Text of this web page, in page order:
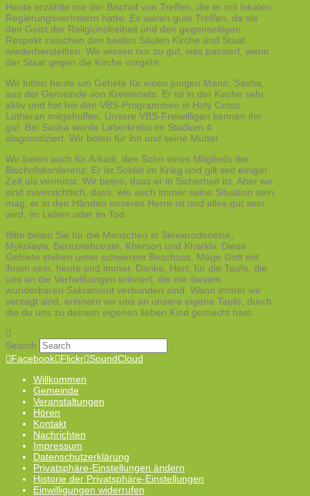
Heute erzählte mir der Bischof von Treffen, die er mit lokalen
Regierungsvertretern hatte. Es waren gute Treffen, da sie
den Geist der Religionsfreiheit und den gegenseitigen
Respekt zwischen den beiden Säulen Kirche und Staat
wiederherstellten. Wir wissen nur zu gut, was passiert, wenn
der Staat gegen die Kirche vorgeht.
Wir bitten heute um Gebete für einen jungen Mann, Sasha,
aus der Gemeinde von Kremenets. Er ist in der Kirche sehr
aktiv und hat bei den VBS-Programmen in Holy Cross
Lutheran mitgeholfen. Unsere VBS-Freiwilligen kennen ihn
gut. Bei Sasha wurde Leberkrebs im Stadium 4
diagnostiziert. Wir beten für ihn und seine Mutter.
Wir beten auch für Arkadi, den Sohn eines Mitglieds der
Bischofskonferenz. Er ist Soldat im Krieg und gilt seit einiger
Zeit als vermisst. Wir beten, dass er in Sicherheit ist. Aber wir
sind zuversichtlich, dass, wie auch immer seine Situation sein
mag, er in den Händen unseres Herrn ist und alles gut sein
wird, im Leben oder im Tod.
Bitte beten Sie für die Menschen in Sievierodonetsk,
Mykolayiv, Bereznehuvate, Kherson und Kharkiv. Diese
Gebiete stehen unter schwerem Beschuss. Möge Gott mit
ihnen sein, heute und immer. Danke, Herr, für die Taufe, die
uns an die Verheißungen erinnert, die mit diesem
wunderbaren Sakrament verbunden sind. Wann immer wir
verzagt sind, erinnern wir uns an unsere eigene Taufe, durch
die du uns zu deinem eigenen lieben Kind gemacht hast.
Search
Facebook Flickr SoundCloud
Willkommen
Gemeinde
Veranstaltungen
Hören
Kontakt
Nachrichten
Impressum
Datenschutzerklärung
Privatsphäre-Einstellungen ändern
Historie der Privatsphäre-Einstellungen
Einwilligungen widerrufen